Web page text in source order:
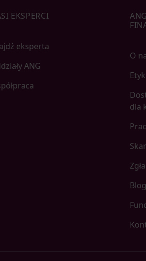
EKSPERCI
eksperta
ANG
O
dla
Blog